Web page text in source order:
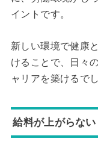
イントです。
新しい環境で健康
けることで、日々
ャリアを築けるで
給料が上がらない